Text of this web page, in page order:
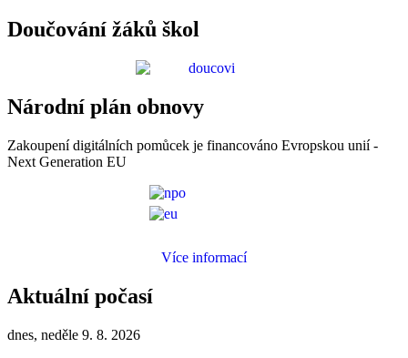
Doučování žáků škol
Národní plán obnovy
Zakoupení digitálních pomůcek je financováno Evropskou unií -
Next Generation EU
Více informací
Aktuální počasí
dnes, neděle 9. 8. 2026